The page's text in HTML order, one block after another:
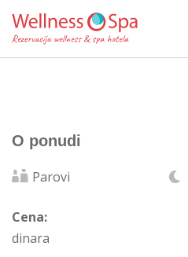
O ponudi
Parovi
Cena:
dinara